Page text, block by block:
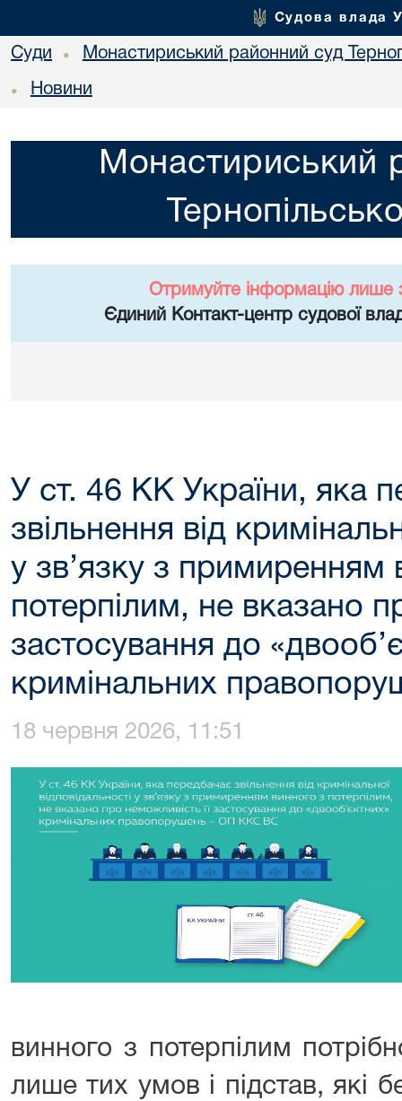
Судова влада
Суди • Монастириський районний суд
• Новини
Монастириський
Отримуйте інформацію лише
Єдиний Контакт-центр судової
У ст. 46 КК України, яка
звільнення від
у зв’язку з примиренням
потерпілим, не вказано
застосування до
кримінальних
18 червня 2026, 11:51
винного з потерпілим
лише тих умов і підстав, які